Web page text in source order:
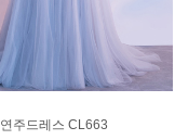
연주드레스 CL663